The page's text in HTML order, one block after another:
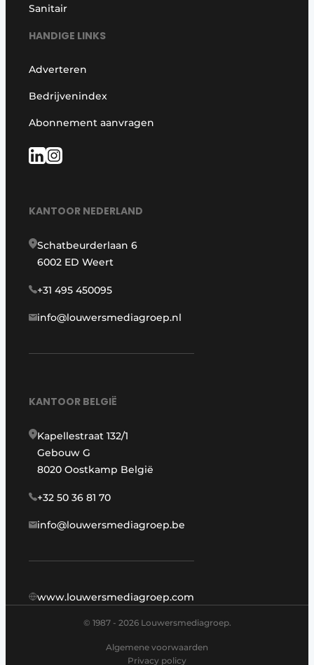
Sanitair
HANDIGE LINKS
Adverteren
Bedrijvenindex
Abonnement aanvragen
KANTOOR NEDERLAND
Schatbeurderlaan 6
6002 ED Weert
+31 495 450095
info@louwersmediagroep.nl
KANTOOR BELGIË
Kapellestraat 132/1
Gebouw G
8020 Oostkamp België
+32 50 36 81 70
info@louwersmediagroep.be
www.louwersmediagroep.com
© 1987 - 2026 Louwersmediagroep.
Algemene voorwaarden
Privacy policy